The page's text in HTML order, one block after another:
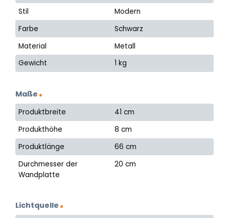
Stil
Modern
Farbe
Schwarz
Material
Metall
Gewicht
1 kg
Maße
Produktbreite
41 cm
Produkthöhe
8 cm
Produktlänge
66 cm
Durchmesser der
Wandplatte
20 cm
Lichtquelle